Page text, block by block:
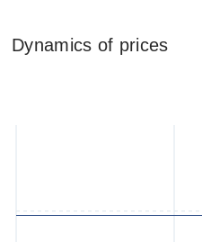
Dynamics of prices